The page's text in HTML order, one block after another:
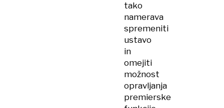
tako
namerava
spremeniti
ustavo
in
omejiti
možnost
opravljanja
premierske